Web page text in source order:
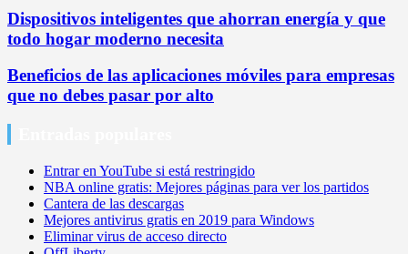
Dispositivos inteligentes que ahorran energía y que
todo hogar moderno necesita
Beneficios de las aplicaciones móviles para empresas
que no debes pasar por alto
Entrar en YouTube si está restringido
NBA online gratis: Mejores páginas para ver los partidos
Cantera de las descargas
Mejores antivirus gratis en 2019 para Windows
Eliminar virus de acceso directo